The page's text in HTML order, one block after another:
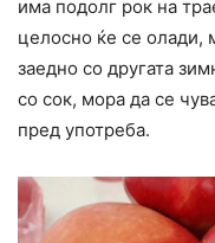
има подолг рок на
целосно ќе се олади,
заедно со другата
со сок, мора да се
пред употреба.